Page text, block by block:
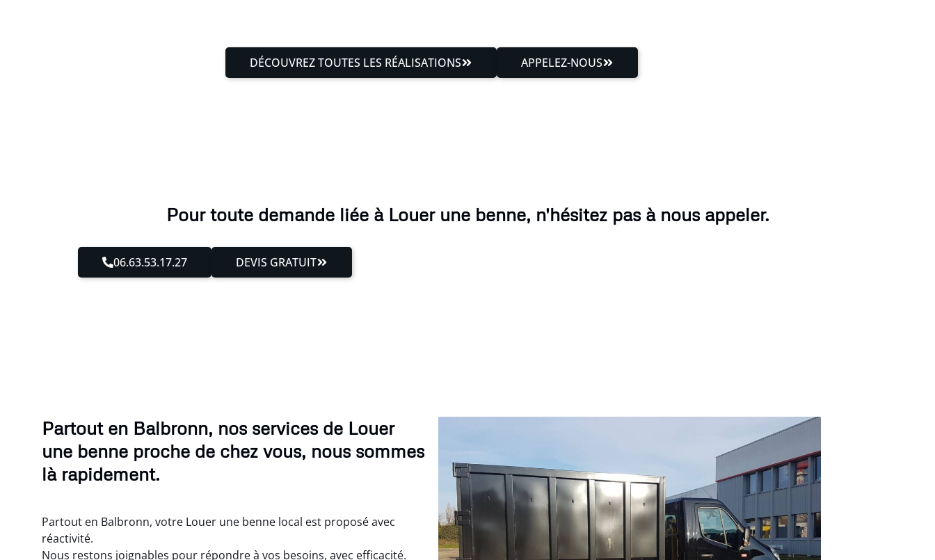
DÉCOUVREZ TOUTES LES RÉALISATIONS APPELEZ-NOUS
Pour toute demande liée à Louer une benne, n'hésitez pas à nous appeler.
06.63.53.17.27 DEVIS GRATUIT
Partout en Balbronn, nos services de Louer
une benne proche de chez vous, nous sommes
là rapidement.
Partout en Balbronn, votre Louer une benne local est proposé avec
réactivité.
Nous restons joignables pour répondre à vos besoins, avec efficacité.